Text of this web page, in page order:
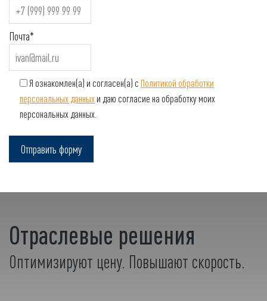
Почта*
Я ознакомлен(а) и согласен(а) сПолитикой обработки
персональных данныхи даю согласие на обработку моих
персональных данных.
Отраслевые решения
Оптимизируют цену. Повышают скорость.